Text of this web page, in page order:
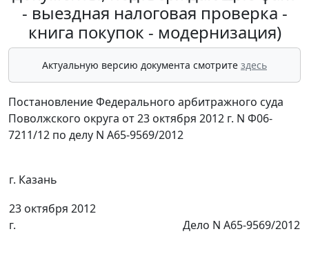
- выездная налоговая проверка -
книга покупок - модернизация)
Актуальную версию документа смотрите здесь
Постановление Федерального арбитражного суда
Поволжского округа от 23 октября 2012 г. N Ф06-
7211/12 по делу N А65-9569/2012
г. Казань
23 октября 2012
г.
Дело N А65-9569/2012